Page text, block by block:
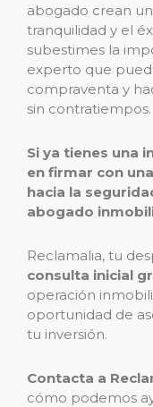
abogado crean
tranquilidad y el
subestimes la
experto que
compraventa y
sin contratiempos.
Si ya tienes una
en firmar con
hacia la
abogado
Reclamalia, tu
consulta inicial
operación
oportunidad de
tu inversión.
Contacta a
cómo podemos